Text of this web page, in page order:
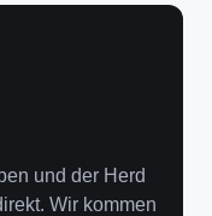
und der Herd
Wir kommen